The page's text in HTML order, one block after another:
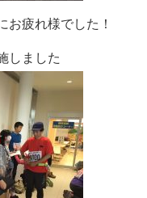
お疲れ様でした！
しました